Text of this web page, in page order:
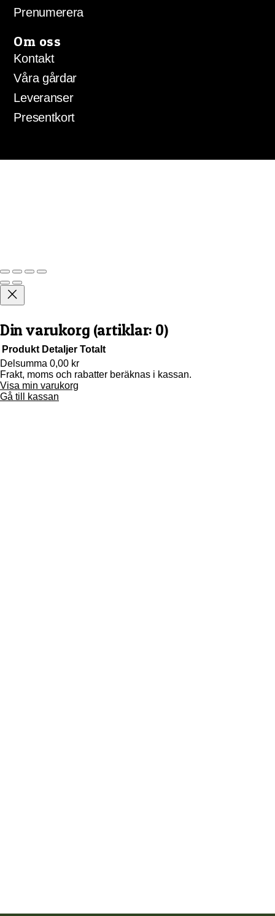
Prenumerera
Om oss
Kontakt
Våra gårdar
Leveranser
Presentkort
Din varukorg (artiklar: 0)
Produkter
i
Produkt Detaljer Totalt
Delsumma 0,00 kr
Frakt, moms och rabatter beräknas i kassan.
Visa min varukorg
Gå till kassan